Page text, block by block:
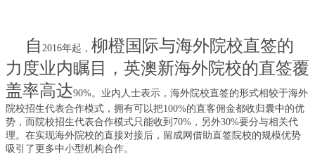
自 2016年起， 柳橙国际与海外院校直签的
力度业内瞩目，英澳新海外院校的直签覆
盖率高达90%。业内 人士表示， 海外院校直签的形式相较于海外
院校招生代表合作模式，拥有可以把100%的直客佣金都收归囊中的优
势，而院校招生代表合作模式只能收到 70% ，另外30%要分与相关代
理。在实现海外院校的直接对接后，留成网借助直签院校的规模优势
吸引了更多中小型机构合作。